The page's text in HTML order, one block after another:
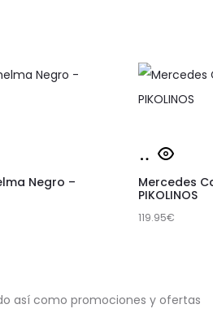
Negro –
Seleccionar
opciones
Este
tiene
múltiples
opciones
Mercedes
PIKOLINOS
119.95€
así como promociones y ofertas